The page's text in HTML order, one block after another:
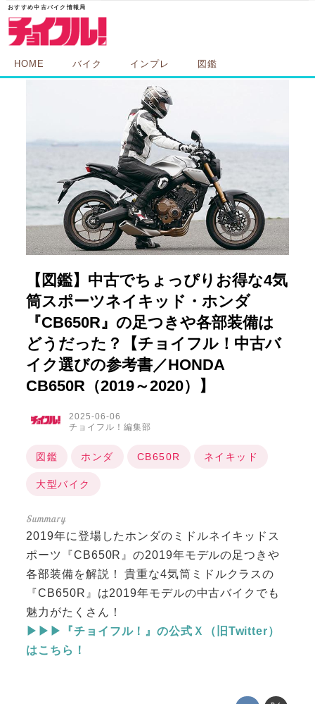
HOME バイク インプレ 図鑑
【図鑑】中古でちょっぴりお得な4気
筒スポーツネイキッド・ホンダ
『CB650R』の足つきや各部装備は
どうだった？【チョイフル！中古バ
イク選びの参考書／HONDA
CB650R（2019～2020）】
2025-06-06
チョイフル！編集部
図鑑 ホンダ CB650R ネイキッド
大型バイク
2019年に登場したホンダのミドルネイキッドス
ポーツ『CB650R』の2019年モデルの足つきや
各部装備を解説！ 貴重な4気筒ミドルクラスの
『CB650R』は2019年モデルの中古バイクでも
魅力がたくさん！
▶▶▶『チョイフル！』の公式Ｘ（旧Twitter）
はこちら！